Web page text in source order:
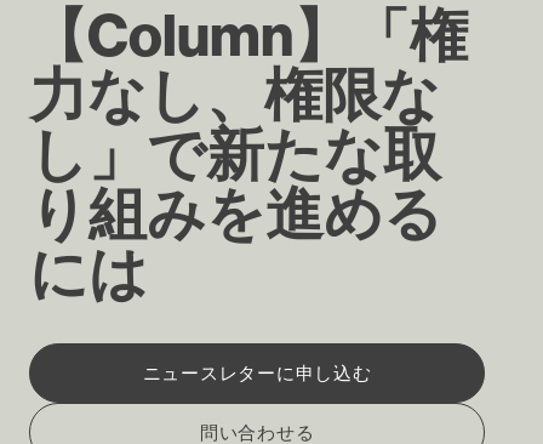
【Column】「権
力なし、権限な
し」で新たな取
り組みを進める
には
ニュースレターに申し込む
問い合わせる